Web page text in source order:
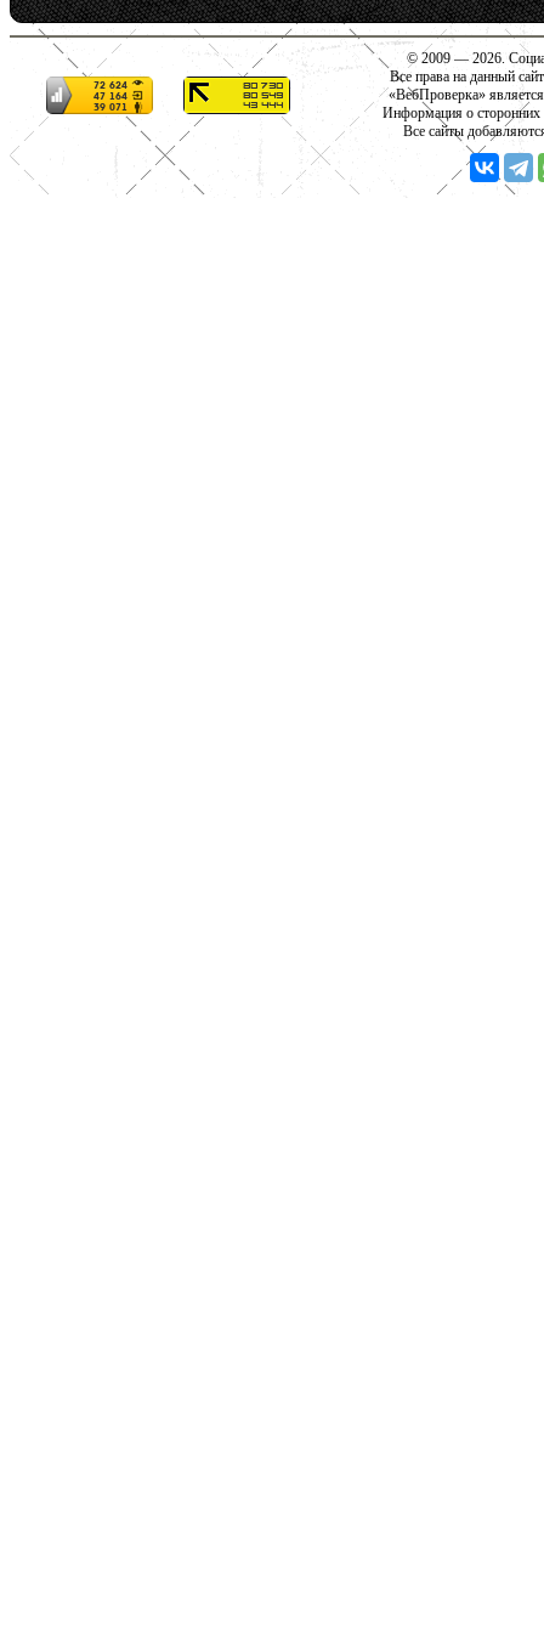
© 2009 — 2026.
Все права на данный
«ВебПроверка»
Информация о сторонних
Все сайты